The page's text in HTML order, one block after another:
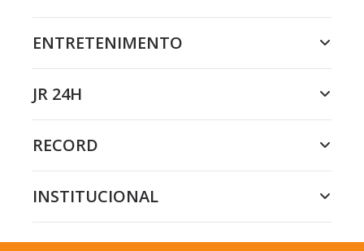
ENTRETENIMENTO
JR 24H
RECORD
INSTITUCIONAL